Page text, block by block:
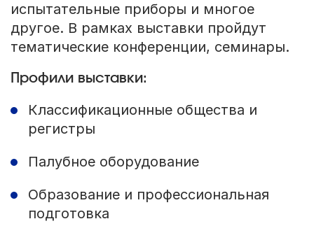
испытательные приборы и многое
другое. В рамках выставки пройдут
тематические конференции, семинары.
Профили выставки:
Классификационные общества и
регистры
Палубное оборудование
Образование и профессиональная
подготовка